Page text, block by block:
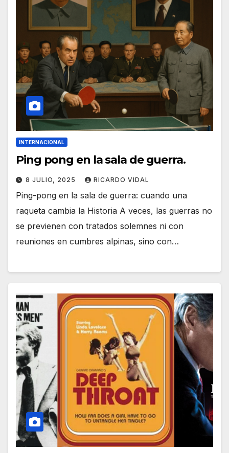
INTERNACIONAL
Ping pong en la sala de guerra.
8 JULIO, 2025 RICARDO VIDAL
Ping-pong en la sala de guerra: cuando una
raqueta cambia la Historia A veces, las guerras no
se previenen con tratados solemnes ni con
reuniones en cumbres alpinas, sino con…